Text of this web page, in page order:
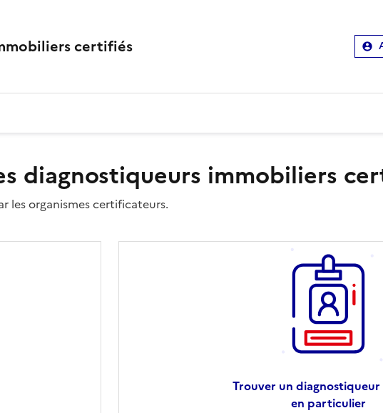
certifiés
diagnostiqueurs immobiliers
les organismes certificateurs.
Trouver un
en particulier